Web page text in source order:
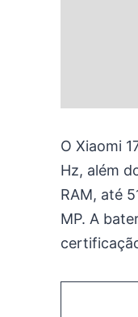
O Xiaomi
Hz, além
RAM, até
MP. A